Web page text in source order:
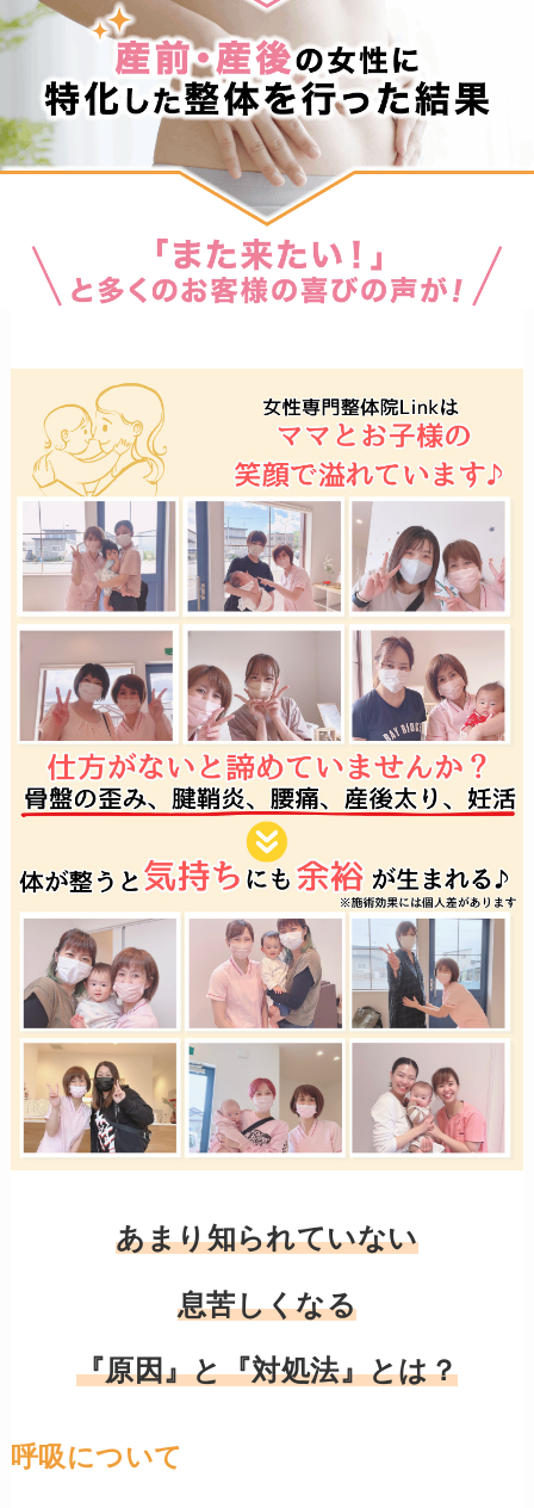
あまり知られていない
息苦しくなる
『原因』と『対処法』とは？
呼吸について